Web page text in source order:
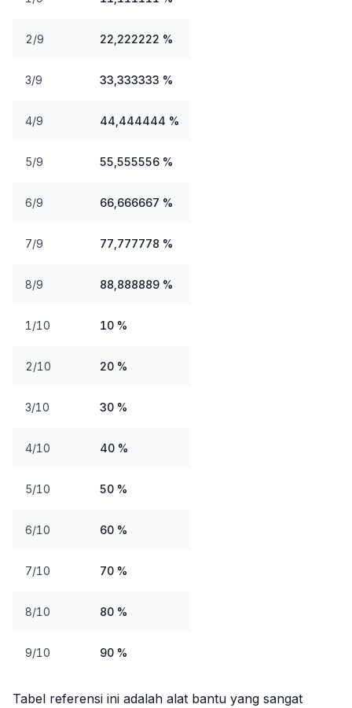
2/9 22,222222 %
3/9 33,333333 %
4/9 44,444444 %
5/9 55,555556 %
6/9 66,666667 %
7/9 77,777778 %
8/9 88,888889 %
1/10 10 %
2/10 20 %
3/10 30 %
4/10 40 %
5/10 50 %
6/10 60 %
7/10 70 %
8/10 80 %
9/10 90 %
Tabel referensi ini adalah alat bantu yang sangat